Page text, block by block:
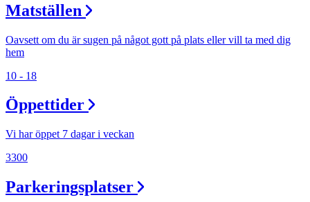
Matställen
Oavsett om du är sugen på något gott på plats eller vill ta med dig
hem
10 - 18
Öppettider
Vi har öppet 7 dagar i veckan
3300
Parkeringsplatser